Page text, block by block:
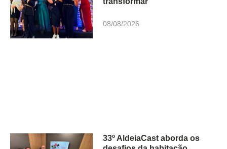
08/08/2026
33º AldeiaCast aborda os